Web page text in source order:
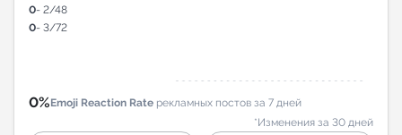
0- 2/48
0- 3/72
0%Emoji Reaction Rate рекламных постов за 7 дней
*Изменения за 30 дней